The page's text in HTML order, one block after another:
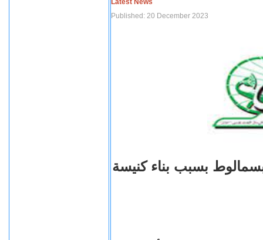
Latest News
Published: 20 December 2023
بسبب بناء كنيسة